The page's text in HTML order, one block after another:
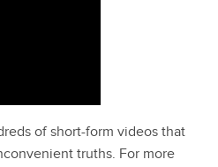
of short-form videos that
truths. For more